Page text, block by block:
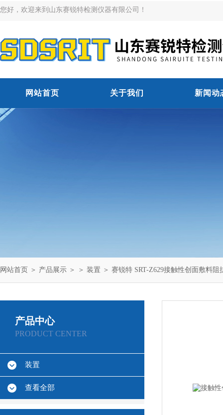
您好，欢迎来到山东赛锐特检测仪器有限公司！
网站首页 关于我们 新闻动
网站首页 ＞ 产品展示 ＞ ＞ 装置 ＞ 赛锐特 SRT-Z629接触性创面敷料
产品中心
PRODUCT CENTER
装置
查看全部